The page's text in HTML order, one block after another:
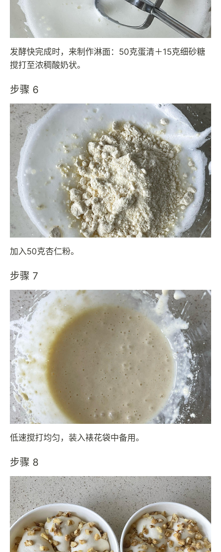
发酵快完成时，来制作淋面：50克蛋清＋15克细砂糖
搅打至浓稠酸奶状。
步骤 6
加入50克杏仁粉。
步骤 7
低速搅打均匀，装入裱花袋中备用。
步骤 8